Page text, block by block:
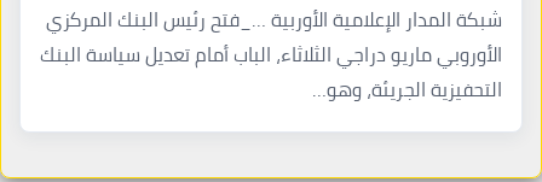
شبكة المدار الإعلامية الأوربية …_فتح رئيس البنك المركزي
الأوروبي ماريو دراجي الثلاثاء، الباب أمام تعديل سياسة البنك
التحفيزية الجريئة، وهو…